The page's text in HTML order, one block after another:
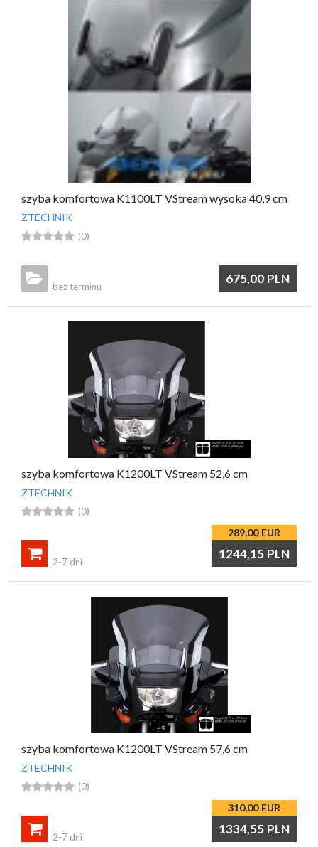
szyba komfortowa K1100LT VStream wysoka 40,9 cm
ZTECHNIK
 (0)
675,00 PLN

bez terminu
szyba komfortowa K1200LT VStream 52,6 cm
ZTECHNIK
 (0)
289,00 EUR
1244,15 PLN

2-7 dni
szyba komfortowa K1200LT VStream 57,6 cm
ZTECHNIK
 (0)
310,00 EUR
1334,55 PLN

2-7 dni